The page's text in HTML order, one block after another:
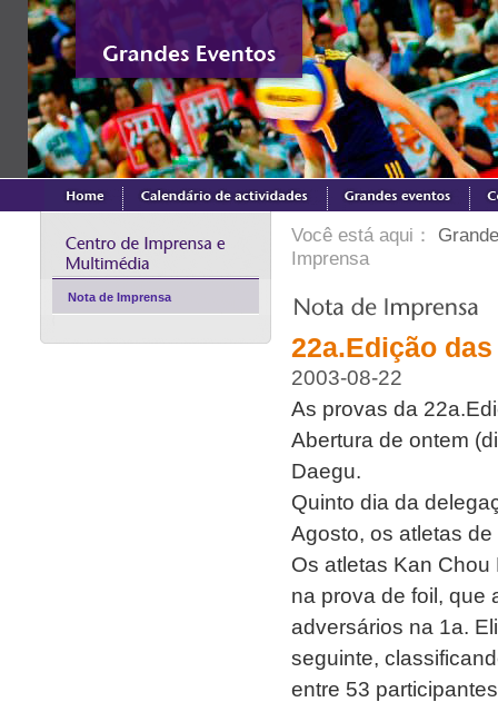
Nota de Imprensa
Você está aqui：
Imprensa
22a.Edição
2003-08-22
As provas da
Abertura de ontem
Daegu.
Quinto dia da
Agosto, os atletas
Os atletas Kan
na prova de foil, que
adversários na 1a.
seguinte,
entre 53